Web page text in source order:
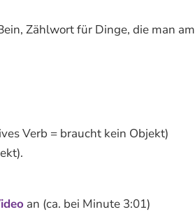
Zählwort für Dinge, die man am
Verb = braucht kein Objekt)
an (ca. bei Minute 3:01)